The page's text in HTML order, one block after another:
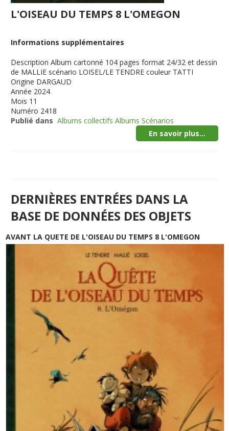
L'OISEAU DU TEMPS 8 L'OMEGON
Informations supplémentaires
Description Album cartonné 104 pages format 24/32 et dessin
de MALLIE scénario LOISEL/LE TENDRE couleur TATTI
Origine DARGAUD
Année 2024
Mois 11
Numéro 2418
Publié dans Albums collectifs Albums Scénarios
En savoir plus...
DERNIÈRES ENTRÉES DANS LA
BASE DE DONNÉES DES OBJETS
AVANT LA QUETE DE L'OISEAU DU TEMPS 8 L'OMEGON